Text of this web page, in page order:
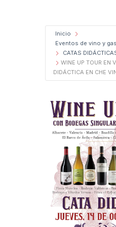
Inicio
Eventos de vino y
CATAS
WINE UP TOUR EN
DIDÁCTICA EN CHE